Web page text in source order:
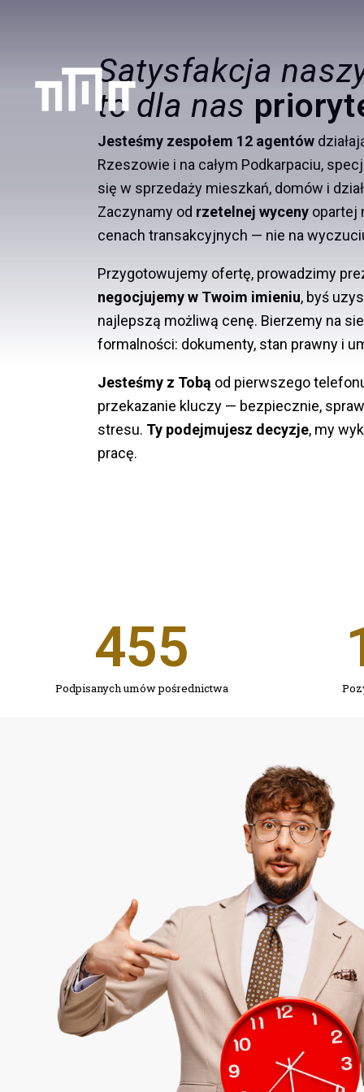
Zyskaj pełną kontrolę i spokój.
Satysfakcja
to dla nas
Jesteśmy zespołem 12 agentów
Rzeszowie i na całym Podkarpaciu,
się w sprzedaży mieszkań, domów i
Zaczynamy od rzetelnej wyceny opartej
cenach transakcyjnych — nie na
Przygotowujemy ofertę, prowadzimy
negocjujemy w Twoim imieniu, byś
najlepszą możliwą cenę. Bierzemy na
formalności: dokumenty, stan prawny i
Jesteśmy z Tobą od pierwszego
przekazanie kluczy — bezpiecznie,
stresu. Ty podejmujesz decyzje, my
pracę.
Podpisanych umów pośrednictwa
455